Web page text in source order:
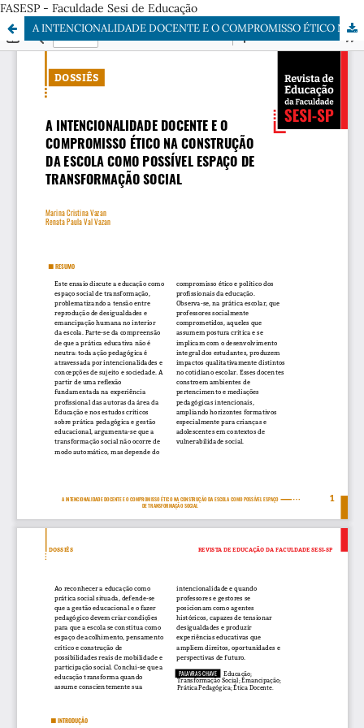
FASESP - Faculdade Sesi de Educação
A INTENCIONALIDADE DOCENTE E O COMPROMISSO ÉTICO NA CONSTRUÇÃO DA ESCOLA COMO POSSÍVEL ESPAÇO DE TRANSFORMAÇÃO SOCIAL